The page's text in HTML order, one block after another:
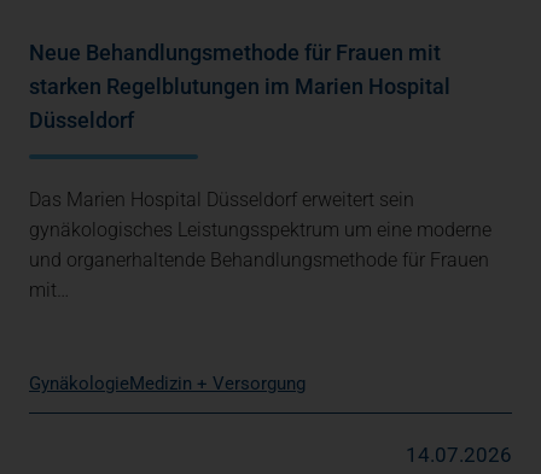
Neue Behandlungsmethode für Frauen mit
starken Regelblutungen im Marien Hospital
Düsseldorf
Das Marien Hospital Düsseldorf erweitert sein
gynäkologisches Leistungsspektrum um eine moderne
und organerhaltende Behandlungsmethode für Frauen
mit…
GynäkologieMedizin + Versorgung
14.07.2026